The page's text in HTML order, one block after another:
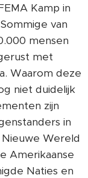
Kamp in
van
mensen
met
Waarom deze
niet duidelijk
zijn
in
Wereld
Amerikaanse
Naties en